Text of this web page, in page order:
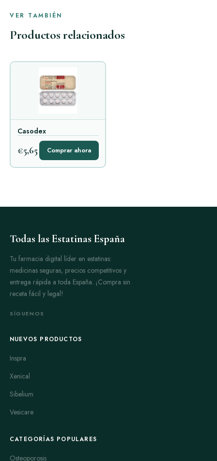
VER TAMBIÉN
Productos relacionados
Casodex
€5,65 Comprar ahora
Todas las Estatinas España
Tu farmacia digital líder en estatinas:
medicinas seguras, precios competitivos y
entrega rápida a toda España. ¡Compra sin
receta fácil y legal!
SÍGUENOS
NUEVOS PRODUCTOS
Inspra
Xenical
Sibelium
Vesicare
CATEGORÍAS POPULARES
Osteoporosis